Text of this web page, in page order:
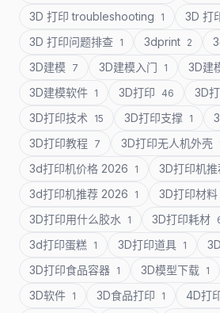
3D 打印 troubleshooting 1 3D 打
3D 打印问题排查 1 3dprint 2
3D建模 7 3D建模入门 1 3D建
3D建模软件 1 3D打印 46 3D
3D打印技术 15 3D打印支撑 1
3D打印教程 7 3D打印无人机外壳
3d打印机价格 2026 1 3D打印机推
3d打印机推荐 2026 1 3D打印材料
3D打印用什么胶水 1 3D打印耗材
3d打印蛋糕 1 3D打印道具 1
3D打印食品容器 1 3D模型下载 1
3D软件 1 3D食品打印 1 4D打